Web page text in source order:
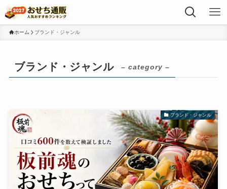
ホーム ブランド・ジャンル
ブランド・ジャンル – category –
ブランド・ジャンル